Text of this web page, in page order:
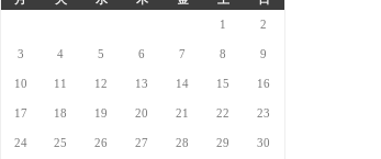
1
2
3 4 5 6 7 8 9
10 11 12 13 14 15 16
17 18 19 20 21 22 23
24 25 26 27 28 29 30